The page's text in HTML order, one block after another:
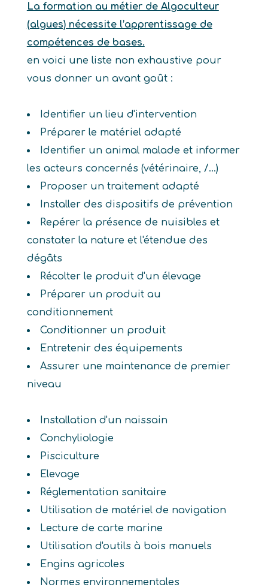
La formation au métier de Algoculteur
(algues) nécessite l’apprentissage de
compétences de bases.
en voici une liste non exhaustive pour
vous donner un avant goût :
Identifier un lieu d'intervention
Préparer le matériel adapté
Identifier un animal malade et informer
les acteurs concernés (vétérinaire, /...)
Proposer un traitement adapté
Installer des dispositifs de prévention
Repérer la présence de nuisibles et
constater la nature et l'étendue des
dégâts
Récolter le produit d'un élevage
Préparer un produit au
conditionnement
Conditionner un produit
Entretenir des équipements
Assurer une maintenance de premier
niveau
Installation d'un naissain
Conchyliologie
Pisciculture
Elevage
Réglementation sanitaire
Utilisation de matériel de navigation
Lecture de carte marine
Utilisation d'outils à bois manuels
Engins agricoles
Normes environnementales